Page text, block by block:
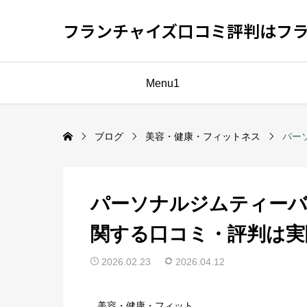
フランチャイズ口コミ評判はフ
Menu1
ブログ 美容・健康・フィットネス パー
パーソナルジムティー
関する口コミ・評判は
2026.02.23 2026.04.12